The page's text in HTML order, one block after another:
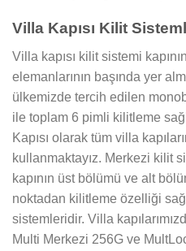
Villa Kapısı Kilit
Villa kapısı kilit sistemi
elemanlarının başında yer
ülkemizde tercih edilen
ile toplam 6 pimli kilitleme
Kapısı olarak tüm villa
kullanmaktayız. Merkezi kilit
kapının üst bölümü ve alt
noktadan kilitleme özelliği
sistemleridir. Villa
Multi Merkezi 256G ve